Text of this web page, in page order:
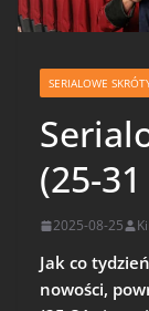
SERIALOWE
(25-
2025-08-25
Jak co
nowości,